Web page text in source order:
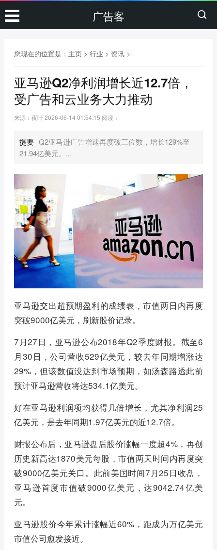
广告客
您现在的位置是： 主页> 行业 > 资讯>
亚马逊Q2净利润增长近12.7倍，
受广告和云业务大力推动
来源：夜叶2026-06-14 01:54:15 阅读：
提要 Q2亚马逊广告增速再度破三位数，增长129%至
21.94亿美元。...
亚马逊交出超预期盈利的成绩表，市值两日内再度
突破9000亿美元，刷新股价记录。
7月27日，亚马逊公布2018年Q2季度财报。截至6
月30日，公司营收529亿美元，较去年同期增涨达
29%，但该数值没达到市场预期，如汤森路透此前
预计亚马逊营收将达534.1亿美元。
好在亚马逊利润项均获得几倍增长，尤其净利润25
亿美元，是去年同期1.97亿美元的近12.7倍。
财报公布后，亚马逊盘后股价涨幅一度超4%，再创
历史新高达1870美元每股，市值两天时间内再度突
破9000亿美元关口。此前美国时间7月25日收盘，
亚马逊首度市值破9000亿美元，达9042.74亿美
元。
亚马逊股价今年累计涨幅近60%，距成为万亿美元
市值公司愈发接近。